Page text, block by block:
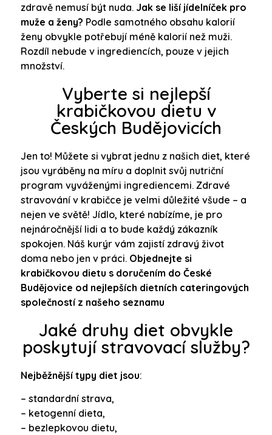
zdravě nemusí být nuda. Jak se liší jídelníček pro
muže a ženy? Podle samotného obsahu kalorií
ženy obvykle potřebují méně kalorií než muži.
Rozdíl nebude v ingrediencích, pouze v jejich
množství.
Vyberte si nejlepší
krabičkovou dietu v
Českých Budějovicích
Jen to! Můžete si vybrat jednu z našich diet, které
jsou vyráběny na míru a doplnit svůj nutriční
program vyváženými ingrediencemi. Zdravé
stravování v krabičce je velmi důležité všude – a
nejen ve světě! Jídlo, které nabízíme, je pro
nejnáročnější lidi a to bude každý zákazník
spokojen. Náš kurýr vám zajistí zdravý život
doma nebo jen v práci. Objednejte si
krabičkovou dietu s doručením do České
Budějovice od nejlepších dietních cateringových
společností z našeho seznamu
Jaké druhy diet obvykle
poskytují stravovací služby?
Nejběžnější typy diet jsou:
– standardní strava,
– ketogenní dieta,
– bezlepkovou dietu,